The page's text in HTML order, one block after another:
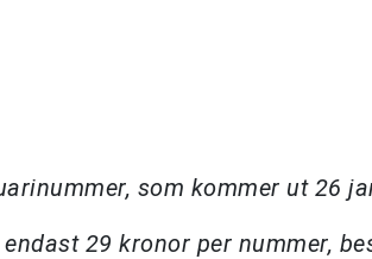
som kommer ut 26
29 kronor per nummer,